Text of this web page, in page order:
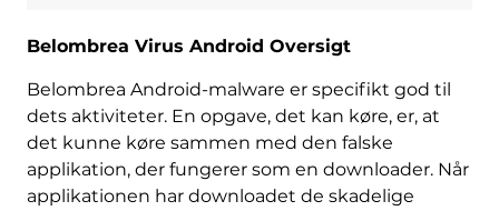
Belombrea Virus Android Oversigt
Belombrea Android-malware er specifikt god til
dets aktiviteter. En opgave, det kan køre, er, at
det kunne køre sammen med den falske
applikation, der fungerer som en downloader. Når
applikationen har downloadet de skadelige